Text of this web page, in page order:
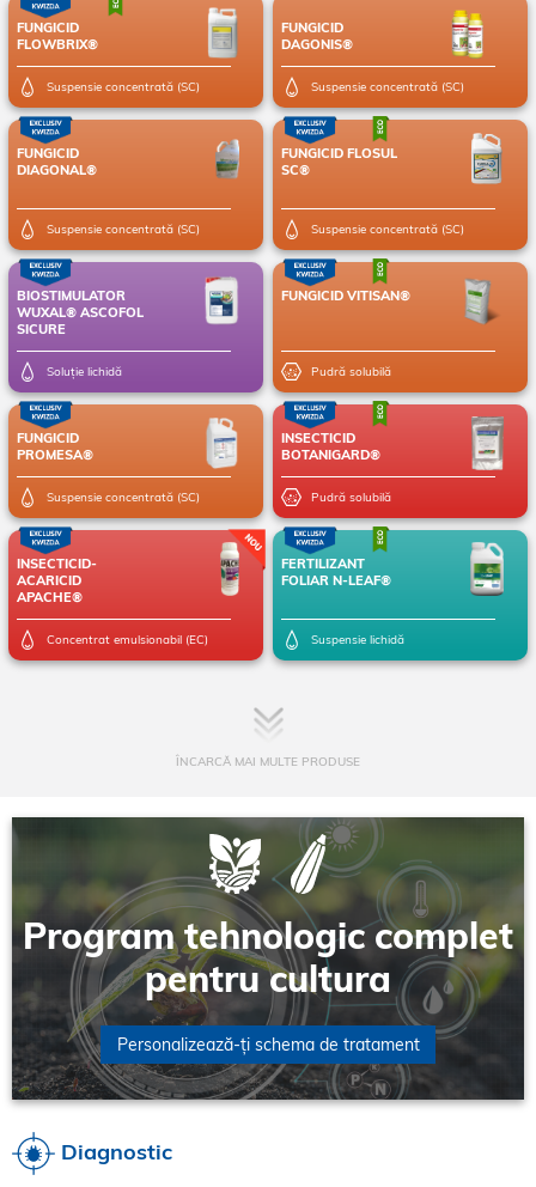
FUNGICID
FLOWBRIX®
Suspensie concentrată (SC)
FUNGICID
DAGONIS®
Suspensie concentrată (SC)
FUNGICID
DIAGONAL®
Suspensie concentrată (SC)
FUNGICID FLOSUL
SC®
Suspensie concentrată (SC)
BIOSTIMULATOR
WUXAL® ASCOFOL
SICURE
Soluție lichidă
FUNGICID VITISAN®
Pudră solubilă
FUNGICID
PROMESA®
Suspensie concentrată (SC)
INSECTICID
BOTANIGARD®
Pudră solubilă
INSECTICID-
ACARICID
APACHE®
Concentrat emulsionabil (EC)
FERTILIZANT
FOLIAR N-LEAF®
Suspensie lichidă
ÎNCARCĂ MAI MULTE PRODUSE
Program tehnologic complet
pentru cultura
Personalizează-ți schema de tratament
Diagnostic